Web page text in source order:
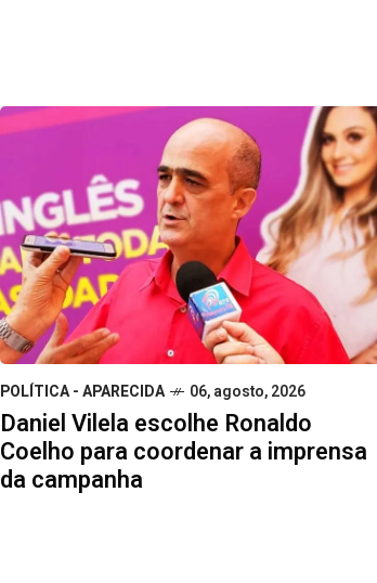
POLÍTICA - APARECIDA 06, agosto, 2026
Daniel Vilela escolhe Ronaldo
Coelho para coordenar a imprensa
da campanha